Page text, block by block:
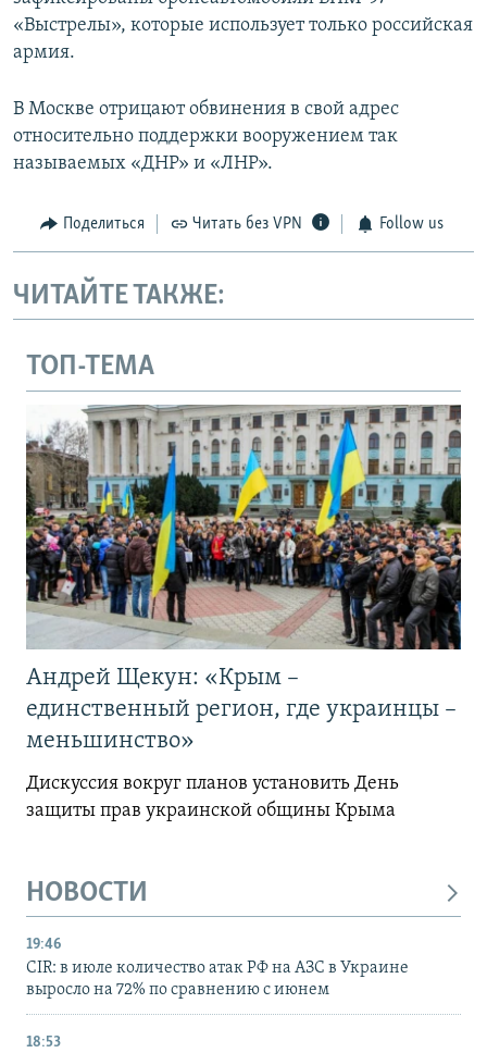
«Выстрелы», которые использует только российская
армия.
В Москве отрицают обвинения в свой адрес
относительно поддержки вооружением так
называемых «ДНР» и «ЛНР».
Поделиться Читать без VPN Follow us
ЧИТАЙТЕ ТАКЖЕ:
ТОП-ТЕМА
Андрей Щекун: «Крым –
единственный регион, где украинцы –
меньшинство»
Дискуссия вокруг планов установить День
защиты прав украинской общины Крыма
НОВОСТИ
19:46
CIR: в июле количество атак РФ на АЗС в Украине
выросло на 72% по сравнению с июнем
18:53